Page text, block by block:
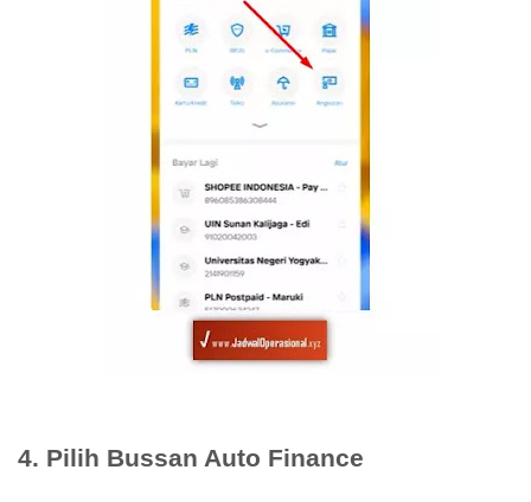
4. Pilih Bussan Auto Finance